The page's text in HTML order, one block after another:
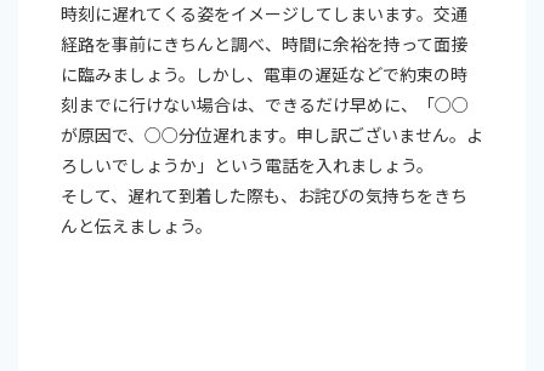
時刻に遅れてくる姿をイメージしてしまいます。交通
経路を事前にきちんと調べ、時間に余裕を持って面接
に臨みましょう。しかし、電車の遅延などで約束の時
刻までに行けない場合は、できるだけ早めに、「○○
が原因で、○○分位遅れます。申し訳ございません。よ
ろしいでしょうか」という電話を入れましょう。
そして、遅れて到着した際も、お詫びの気持ちをきち
んと伝えましょう。